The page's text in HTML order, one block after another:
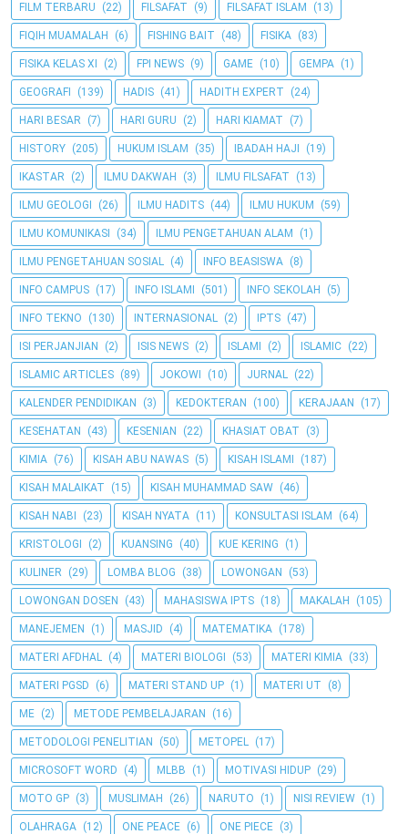
FILM TERBARU (22) FILSAFAT (9) FILSAFAT ISLAM (13)
FIQIH MUAMALAH (6) FISHING BAIT (48) FISIKA (83)
FISIKA KELAS XI (2) FPI NEWS (9) GAME (10) GEMPA (1)
GEOGRAFI (139) HADIS (41) HADITH EXPERT (24)
HARI BESAR (7) HARI GURU (2) HARI KIAMAT (7)
HISTORY (205) HUKUM ISLAM (35) IBADAH HAJI (19)
IKASTAR (2) ILMU DAKWAH (3) ILMU FILSAFAT (13)
ILMU GEOLOGI (26) ILMU HADITS (44) ILMU HUKUM (59)
ILMU KOMUNIKASI (34) ILMU PENGETAHUAN ALAM (1)
ILMU PENGETAHUAN SOSIAL (4) INFO BEASISWA (8)
INFO CAMPUS (17) INFO ISLAMI (501) INFO SEKOLAH (5)
INFO TEKNO (130) INTERNASIONAL (2) IPTS (47)
ISI PERJANJIAN (2) ISIS NEWS (2) ISLAMI (2) ISLAMIC (22)
ISLAMIC ARTICLES (89) JOKOWI (10) JURNAL (22)
KALENDER PENDIDIKAN (3) KEDOKTERAN (100) KERAJAAN (17)
KESEHATAN (43) KESENIAN (22) KHASIAT OBAT (3)
KIMIA (76) KISAH ABU NAWAS (5) KISAH ISLAMI (187)
KISAH MALAIKAT (15) KISAH MUHAMMAD SAW (46)
KISAH NABI (23) KISAH NYATA (11) KONSULTASI ISLAM (64)
KRISTOLOGI (2) KUANSING (40) KUE KERING (1)
KULINER (29) LOMBA BLOG (38) LOWONGAN (53)
LOWONGAN DOSEN (43) MAHASISWA IPTS (18) MAKALAH (105)
MANEJEMEN (1) MASJID (4) MATEMATIKA (178)
MATERI AFDHAL (4) MATERI BIOLOGI (53) MATERI KIMIA (33)
MATERI PGSD (6) MATERI STAND UP (1) MATERI UT (8)
ME (2) METODE PEMBELAJARAN (16)
METODOLOGI PENELITIAN (50) METOPEL (17)
MICROSOFT WORD (4) MLBB (1) MOTIVASI HIDUP (29)
MOTO GP (3) MUSLIMAH (26) NARUTO (1) NISI REVIEW (1)
OLAHRAGA (12) ONE PEACE (6) ONE PIECE (3)